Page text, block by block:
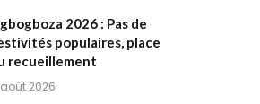
2026 : Pas de
populaires, place
recueillement
2026